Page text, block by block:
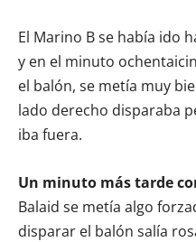
El Marino B se había ido
y en el minuto
el balón, se metía muy
lado derecho disparaba
iba fuera.
Un minuto más tarde
Balaid se metía algo
disparar el balón salía